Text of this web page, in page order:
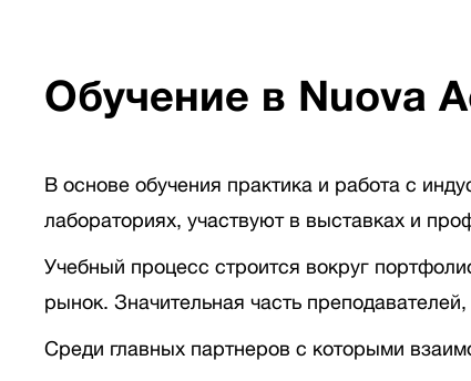
Обучение в Nuova
В основе обучения практика и работа с
лабораториях, участвуют в выставках и
Учебный процесс строится вокруг
рынок. Значительная часть
Среди главных партнеров с которыми